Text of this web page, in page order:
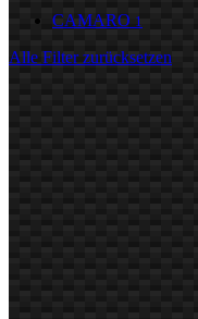
CAMARO 1
Alle Filter zurücksetzen